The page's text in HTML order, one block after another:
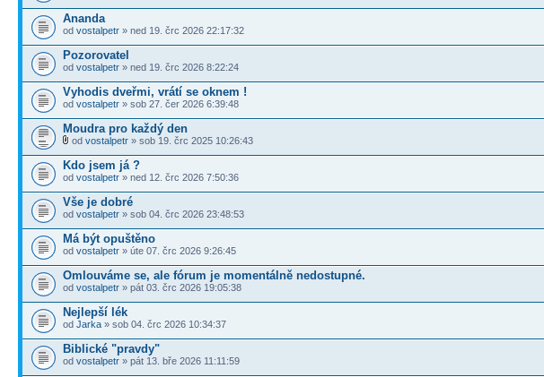
Ananda
od vostalpetr » ned 19. črc 2026 22:17:32
Pozorovatel
od vostalpetr » ned 19. črc 2026 8:22:24
Vyhodis dveřmi, vrátí se oknem !
od vostalpetr » sob 27. čer 2026 6:39:48
Moudra pro každý den
od vostalpetr » sob 19. črc 2025 10:26:43
Kdo jsem já ?
od vostalpetr » ned 12. črc 2026 7:50:36
Vše je dobré
od vostalpetr » sob 04. črc 2026 23:48:53
Má být opuštěno
od vostalpetr » úte 07. črc 2026 9:26:45
Omlouváme se, ale fórum je momentálně nedostupné.
od vostalpetr » pát 03. črc 2026 19:05:38
Nejlepší lék
od Jarka » sob 04. črc 2026 10:34:37
Biblické "pravdy"
od vostalpetr » pát 13. bře 2026 11:11:59